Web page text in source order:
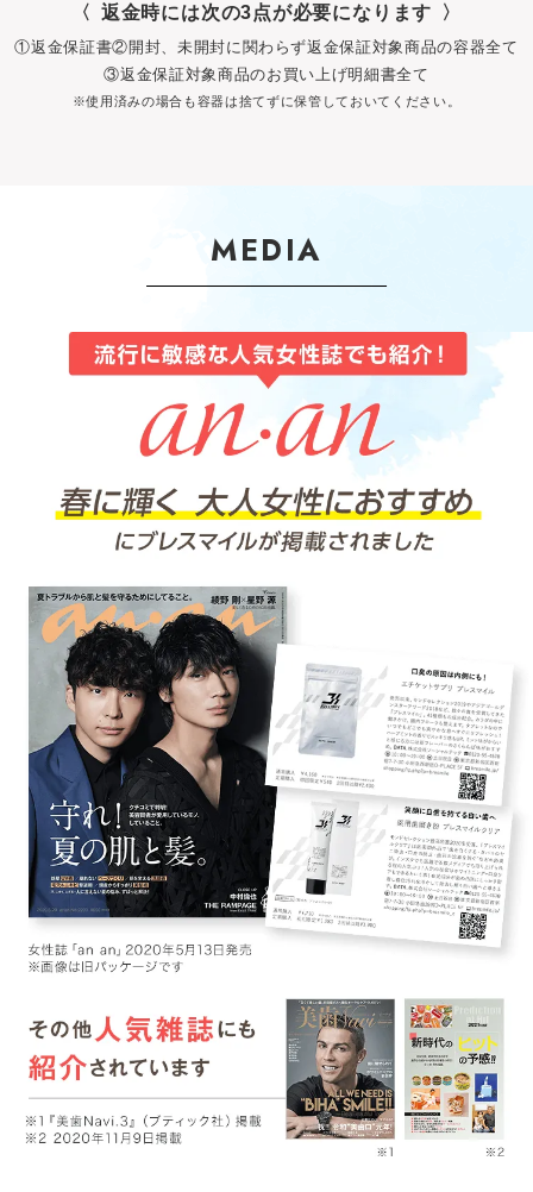
返金時には次の3点が必要になります
①返金保証書②開封、未開封に関わらず返金保証対象商品の容器全て
③返金保証対象商品のお買い上げ明細書全て
※使用済みの場合も容器は捨てずに保管しておいてください。
MEDIA